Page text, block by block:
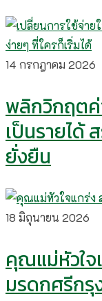
14 กรกฎาคม 2026
พลิกวิกฤตค่
เป็นรายได้
ยั่งยืน
18 มิถุนายน 2026
คุณแม่หัวใจ
มรดกศรีก